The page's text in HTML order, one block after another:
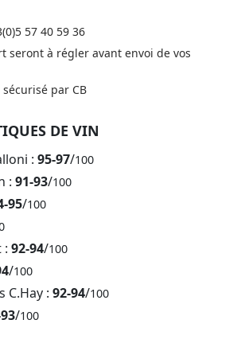
57 40 59 36
seront à régler avant envoi de vos
par CB
DE VIN
: 95-97/100
: 91-93/100
95/100
: 92-94/100
/100
C.Hay : 92-94/100
/100